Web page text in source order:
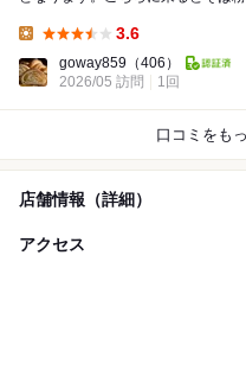
3.6
goway859 （406）
2026/05 訪問
1回
口コミをも
店舗情報（詳細）
アクセス